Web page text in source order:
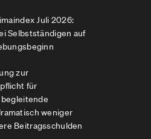
Juli 2026:
Selbstständigen auf
zur
für
weniger
Beitragsschulden